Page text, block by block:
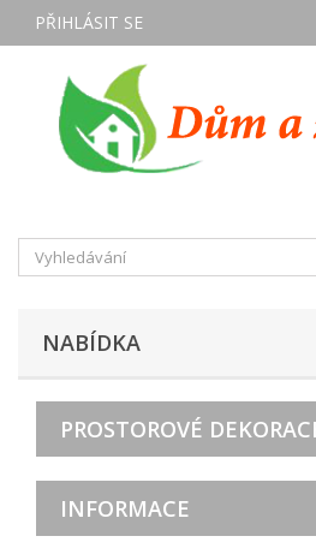
PŘIHLÁSIT SE
NABÍDKA
PROSTOROVÉ
INFORMACE